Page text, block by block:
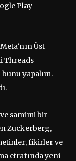
Play
Üst
Threads
bunu yapalım.
samimi bir
Zuckerberg,
fikirler ve
etrafında yeni